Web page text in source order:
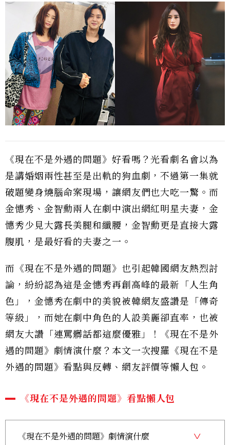
《現在不是外遇的問題》好看嗎？光看劇名會以為
是講婚姻兩性甚至是出軌的狗血劇，不過第一集就
破題變身燒腦命案現場，讓網友們也大吃一驚。而
金憓秀、金智勳兩人在劇中演出網紅明星夫妻，金
憓秀少見大露長美腿和纖腰，金智勳更是直接大露
腹肌，是最好看的夫妻之一。
而《現在不是外遇的問題》也引起韓國網友熱烈討
論，紛紛認為這是金憓秀再創高峰的最新「人生角
色」，金憓秀在劇中的美貌被韓網友盛讚是「傳奇
等級」，而她在劇中角色的人設美麗卻直率，也被
網友大讚「連罵髒話都這麼優雅」！《現在不是外
遇的問題》劇情演什麼？本文一次搜羅《現在不是
外遇的問題》看點與反轉、網友評價等懶人包。
《現在不是外遇的問題》看點懶人包
《現在不是外遇的問題》劇情演什麼